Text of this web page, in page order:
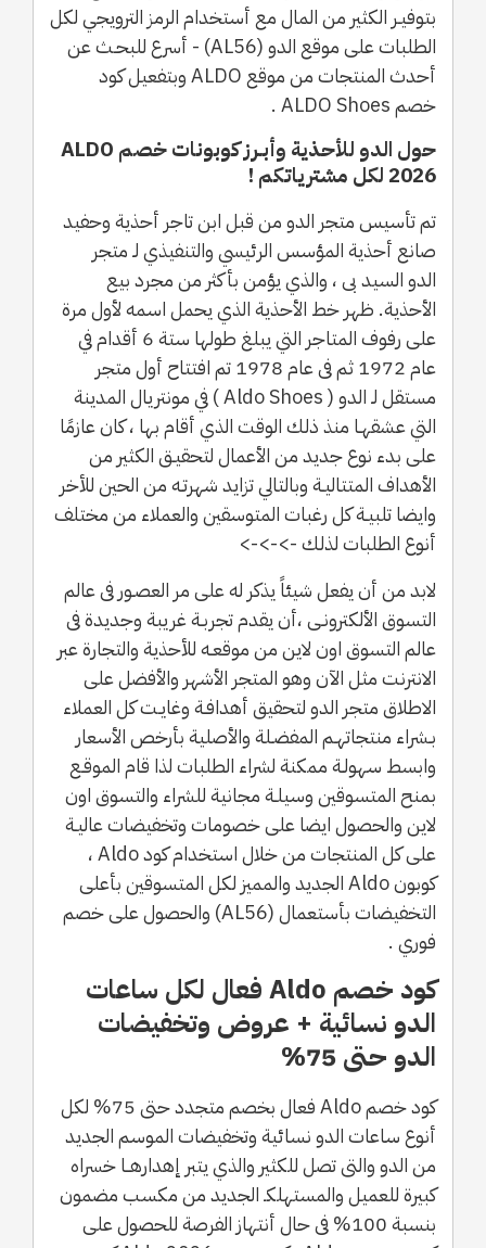
بتوفيـر الكثير من المال مع أستخدام الرمز الترويجي لكل
الطلبات على موقع الدو (AL56) - أسرع للبحـث عن
أحدث المنتجات من موقع ALDO وبتفعيل كود
خصم ALDO Shoes .
حول الدو للأحذية وأبـرز كوبونات خصم ALDO
2026 لكل مشترياتكم !
تم تأسيس متجر الدو من قبل ابن تاجر أحذية وحفيد
صانع أحذية المؤسس الرئيسي والتنفيذي لـ متجر
الدو السيد بى ، والذي يؤمن بأكثر من مجرد بيع
الأحذية. ظهر خط الأحذية الذي يحمل اسمه لأول مرة
على رفوف المتاجر التي يبلغ طولها ستة 6 أقدام في
عام 1972 ثم فى عام 1978 تم افتتاح أول متجر
مستقل لـ الدو ( Aldo Shoes ) في مونتريال المدينة
التي عشقهـا منذ ذلك الوقت الذي أقام بها ، كان عازمًا
على بدء نوع جديد من الأعمال لتحقيـق الكثير من
الأهداف المتتاليـة وبالتالي تزايد شهرتـه من الحين للأخر
وايضا تلبيـة كل رغبات المتوسقين والعملاء من مختلف
أنوع الطلبات لذلك ->->->
لابد من أن يفعل شيئاً يذكر له على مر العصـور فى عالم
التسوق الألكترونـى ،أن يقدم تجربـة غريبة وجديدة فى
عالم التسوق اون لاين من موقعـه للأحذية والتجارة عبر
الانترنت مثل الآن وهو المتجر الأشهر والأفضل على
الاطلاق متجر الدو لتحقيق أهدافـة وغايـت كل العملاء
بـشراء منتجاتهـم المفضـلة والأصلية بأرخص الأسعار
وابسط سهولـة ممكنة لشراء الطلبات لذا قام الموقـع
بمنح المتسوقين وسيلـة مجانية للشراء والتسوق اون
لاين والحصول ايضا على خصومات وتخفيضات عاليـة
على كل المنتجات من خلال استخدام كود Aldo ،
كوبون Aldo الجديد والمميز لكل المتسوقين بأعلى
التخفيضات بأستعمال (AL56) والحصول على خصم
فوري .
كود خصم Aldo فعال لكل ساعات
الدو نسائية + عروض وتخفيضات
الدو حتى 75%
كود خصم Aldo فعال بخصم متجدد حتى 75% لكل
أنوع ساعات الدو نسائية وتخفيضات الموسم الجديد
من الدو والتى تصل للكثير والذي يتبر إهدارهــا خسراه
كبيرة للعميل والمستهلكـ الجديد من مكسب مضمون
بنسبة 100% فى حال أنتهاز الفرصة للحصول على